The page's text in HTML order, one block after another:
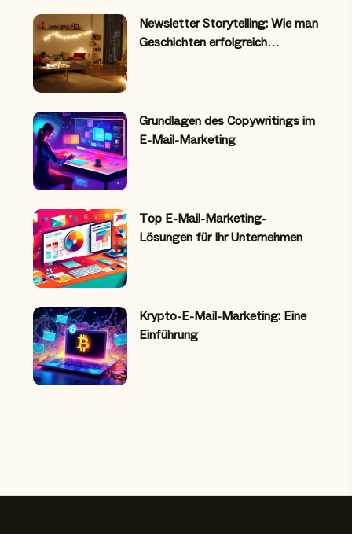
Newsletter Storytelling: Wie man
Geschichten erfolgreich…
Grundlagen des Copywritings im
E-Mail-Marketing
Top E-Mail-Marketing-
Lösungen für Ihr Unternehmen
Krypto-E-Mail-Marketing: Eine
Einführung